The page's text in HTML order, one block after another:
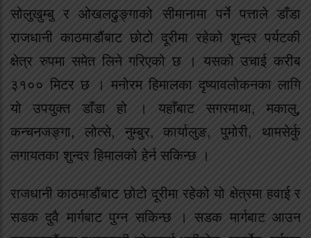
सोलुखुम्बु र ओखलढुङ्गाको सीमानामा पर्ने पत्ताले डाँडा
राजधानी काठमाडौंबाट छोटो दूरीमा रहेको शुन्दर पर्यटकी
क्षेत्र रुपमा समेत लिने गरिएको छ । यसको उचाई करीब
३१०० मिटर छ । मनोरम हिमालका दृष्यावलोकनका लागि
यो उपयुक्त डाँडा हो । यहाँबाट सगरमाथा, मकालु,
कन्चनजङ्गा, लोत्से, नुम्बुर, कार्यालुङ, पुमोरी, थामसेर्कु
लगायतका शुन्दर हिमालको हेर्न सकिन्छ ।
राजधानी काठमाडौंबाट छोटो दूरीमा रहेको यो क्षेत्रमा हवाई र
सडक दुवै मार्गबाट पुग्न सकिन्छ । सडक मार्गबाट आउन